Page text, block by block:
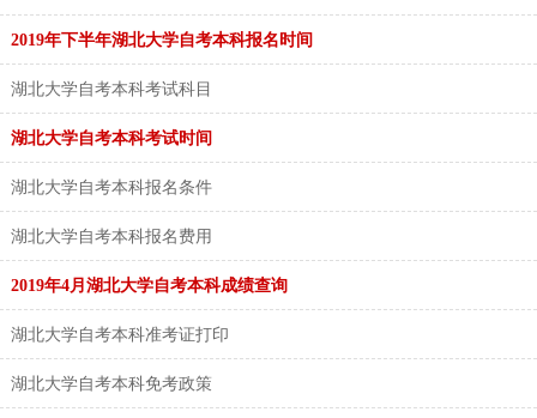
2019年下半年湖北大学自考本科报名时间
湖北大学自考本科考试科目
湖北大学自考本科考试时间
湖北大学自考本科报名条件
湖北大学自考本科报名费用
2019年4月湖北大学自考本科成绩查询
湖北大学自考本科准考证打印
湖北大学自考本科免考政策